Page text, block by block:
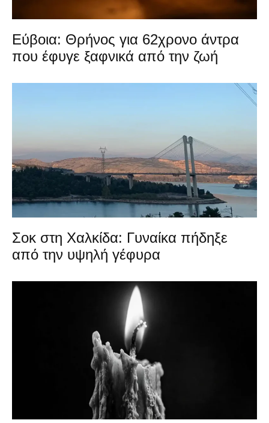
Εύβοια: Θρήνος για 62χρονο άντρα
που έφυγε ξαφνικά από την ζωή
Σοκ στη Χαλκίδα: Γυναίκα πήδηξε
από την υψηλή γέφυρα